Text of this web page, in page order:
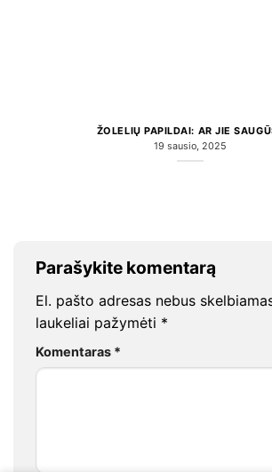
ŽOLELIŲ PAPILDAI: AR JIE
19 sausio, 2025
Parašykite komentarą
El. pašto adresas nebus
laukeliai pažymėti *
Komentaras *